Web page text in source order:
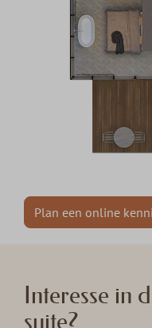
Plan een online
Interesse in
suite?